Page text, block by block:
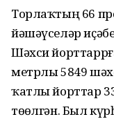
Торлаҡтың 66
йәшәүселәр
Шәхси
метрлы 5849
ҡатлы йорттар
төҙөлгән. Был